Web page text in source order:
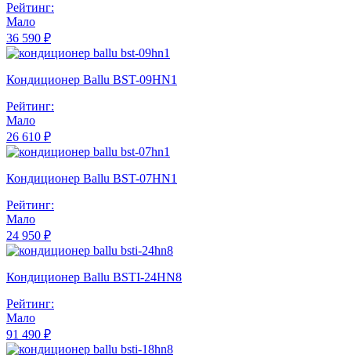
Рейтинг:
Мало
36 590 ₽
Кондиционер Ballu BST-09HN1
Рейтинг:
Мало
26 610 ₽
Кондиционер Ballu BST-07HN1
Рейтинг:
Мало
24 950 ₽
Кондиционер Ballu BSTI-24HN8
Рейтинг:
Мало
91 490 ₽